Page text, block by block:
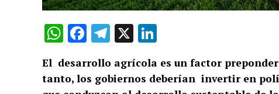
WhatsApp
Facebook
Telegram
X
El desarrollo agrícola es un factor
tanto, los gobiernos deberían invertir en